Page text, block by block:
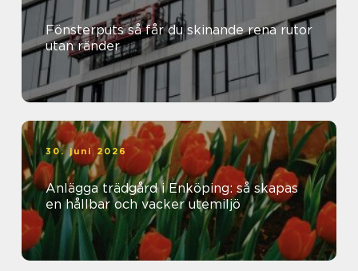
Fönsterputs så får du skinande rena rutor
utan ränder
30. juni 2026
Anlägga trädgård i Enköping: så skapas
en hållbar och vacker utemiljö